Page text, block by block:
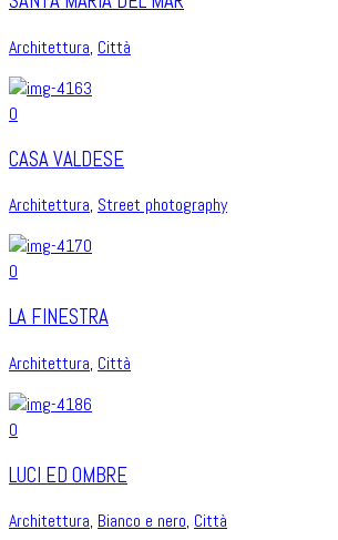
Architettura, Città
0
CASA VALDESE
Architettura, Street photography
0
LA FINESTRA
Architettura, Città
0
LUCI ED OMBRE
Architettura, Bianco e nero, Città